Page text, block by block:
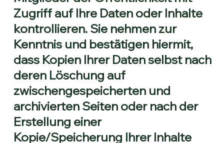
Zugriff auf Ihre Daten oder Inhalte
kontrollieren. Sie nehmen zur
Kenntnis und bestätigen hiermit,
dass Kopien Ihrer Daten selbst nach
deren Löschung auf
zwischengespeicherten und
archivierten Seiten oder nach der
Erstellung einer
Kopie/Speicherung Ihrer Inhalte